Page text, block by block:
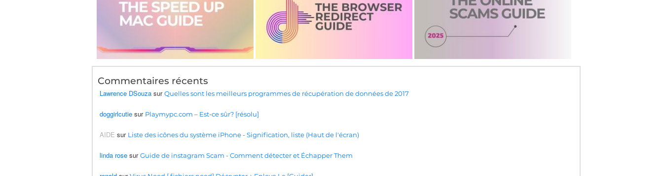
Commentaires récents
Lawrence DSouza surQuelles sont les meilleurs programmes de récupération de données de 2017
doggirlcutie sur Playmypc.com – Est-ce sûr? [résolu]
AIDE sur Liste des icônes du système iPhone - Signification, liste (Haut de l'écran)
linda rose surGuide de instagram Scam - Comment détecter et Échapper Them